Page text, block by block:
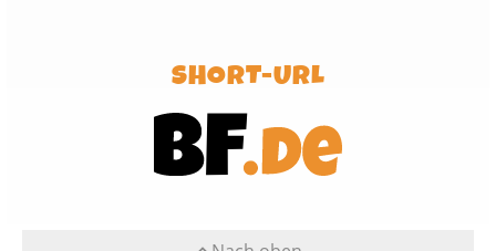
SHORT-URL